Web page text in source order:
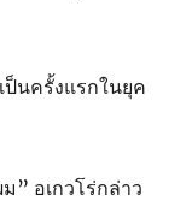
นครั้งแรกในยุค
” อเกวโร่กล่าว